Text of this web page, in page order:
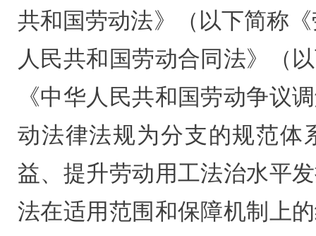
共和国劳动法》（以下简称
人民共和国劳动合同法》（
《中华人民共和国劳动争议
动法律法规为分支的规范体
益、提升劳动用工法治水平
法在适用范围和保障机制上